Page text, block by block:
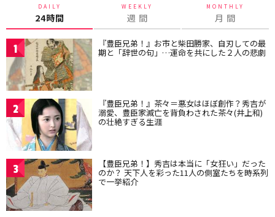
DAILY
24時間
WEEKLY
週 間
MONTHLY
月 間
1 『豊臣兄弟！』お市と柴田勝家、自刃しての最
期と「辞世の句」…運命を共にした２人の悲劇
2 『豊臣兄弟！』茶々＝悪女はほぼ創作？秀吉が
溺愛、豊臣家滅亡を背負わされた茶々(井上和)
の壮絶すぎる生涯
3 【豊臣兄弟！】秀吉は本当に「女狂い」だった
のか？ 天下人を彩った11人の側室たちを時系列
で一挙紹介